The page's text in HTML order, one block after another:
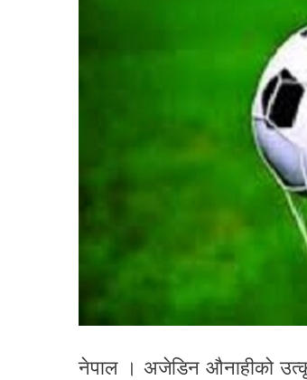
नेपाल । अजेडिन औनाहीको